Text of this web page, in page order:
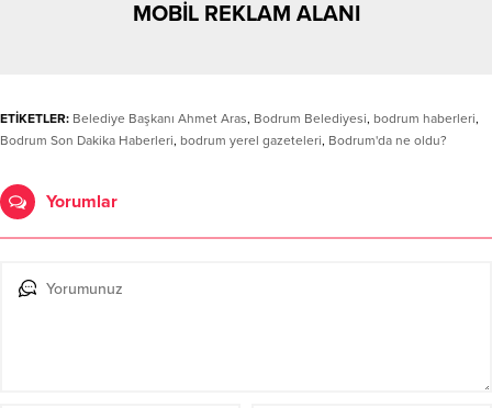
MOBİL REKLAM ALANI
ETİKETLER: Belediye Başkanı Ahmet Aras, Bodrum Belediyesi, bodrum haberleri,
Bodrum Son Dakika Haberleri, bodrum yerel gazeteleri, Bodrum'da ne oldu?
Yorumlar